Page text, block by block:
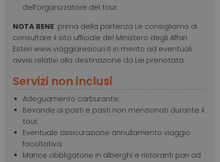
dell’organizzatore del tour.
NOTA BENE: prima della partenza Le consigliamo di
consultare il sito ufficiale del Ministero degli Affari
Esteri www.viaggiaresicuri.it in merito ad eventuali
avvisi relativi alla destinazione da Lei prenotata.
Servizi non inclusi
Adeguamento carburante;
Bevande ai pasti e pasti non menzionati durante il
tour;
Eventuale assicurazione annullamento viaggio
facoltativa;
Mance obbligatorie in alberghi e ristoranti pari ad